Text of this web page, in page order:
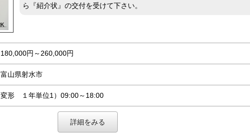
ら『紹介状』の交付を受けて下さい。
180,000円～260,000円
富山県射水市
変形 １年単位1）09:00～18:00
詳細をみる